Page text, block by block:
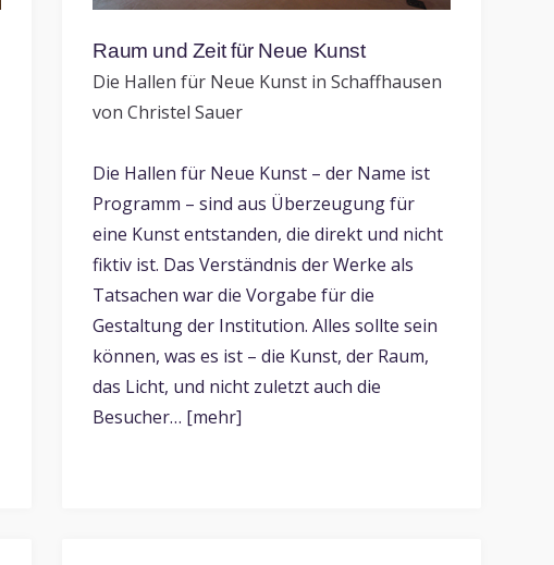
Raum und Zeit für Neue Kunst
Die Hallen für Neue Kunst in Schaffhausen
von Christel Sauer
Die Hallen für Neue Kunst – der Name ist
Programm – sind aus Überzeugung für
eine Kunst entstanden, die direkt und nicht
fiktiv ist. Das Verständnis der Werke als
Tatsachen war die Vorgabe für die
Gestaltung der Institution. Alles sollte sein
können, was es ist – die Kunst, der Raum,
das Licht, und nicht zuletzt auch die
Besucher… [mehr]